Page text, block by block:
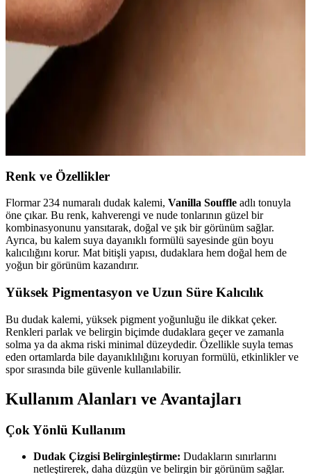
Mac Kremsi Kalıcı Dudak Kalemi, yüksek pigmentli, uzun süre
kalıcı ve kolay uygulanan yapısıyla dudaklarınızı şekillendirir ve
belirginleştirir. Renk skalasıyla farklı tarzlara uyum sağlar.
Fotoğraftaki Ruj Tonuna En Yakın Seçenekler ve
Önerilen Ürünler
Fotoğraftaki ruj tonunu yakalamak için Tom Ford, LAKA, Romand
Renk ve Özellikler
Flormar 234 numaralı dudak kalemi, Vanilla Souffle adlı tonuyla
öne çıkar. Bu renk, kahverengi ve nude tonlarının güzel bir
kombinasyonunu yansıtarak, doğal ve şık bir görünüm sağlar.
Ayrıca, bu kalem suya dayanıklı formülü sayesinde gün boyu
kalıcılığını korur. Mat bitişli yapısı, dudaklara hem doğal hem de
yoğun bir görünüm kazandırır.
Yüksek Pigmentasyon ve Uzun Süre Kalıcılık
Bu dudak kalemi, yüksek pigment yoğunluğu ile dikkat çeker.
Renkleri parlak ve belirgin biçimde dudaklara geçer ve zamanla
solma ya da akma riski minimal düzeydedir. Özellikle suyla temas
eden ortamlarda bile dayanıklılığını koruyan formülü, etkinlikler ve
spor sırasında bile güvenle kullanılabilir.
Kullanım Alanları ve Avantajları
Çok Yönlü Kullanım
Dudak Çizgisi Belirginleştirme: Dudakların sınırlarını
netleştirerek, daha düzgün ve belirgin bir görünüm sağlar.